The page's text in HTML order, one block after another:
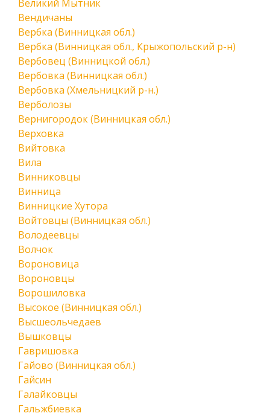
Великий Мытник
Вендичаны
Вербка (Винницкая обл.)
Вербка (Винницкая обл., Крыжопольский р-н)
Вербовец (Винницкой обл.)
Вербовка (Винницкая обл.)
Вербовка (Хмельницкий р-н.)
Верболозы
Вернигородок (Винницкая обл.)
Верховка
Вийтовка
Вила
Винниковцы
Винница
Винницкие Хутора
Войтовцы (Винницкая обл.)
Володеевцы
Волчок
Вороновица
Вороновцы
Ворошиловка
Высокое (Винницкая обл.)
Высшеольчедаев
Вышковцы
Гавришовка
Гайово (Винницкая обл.)
Гайсин
Галайковцы
Гальжбиевка